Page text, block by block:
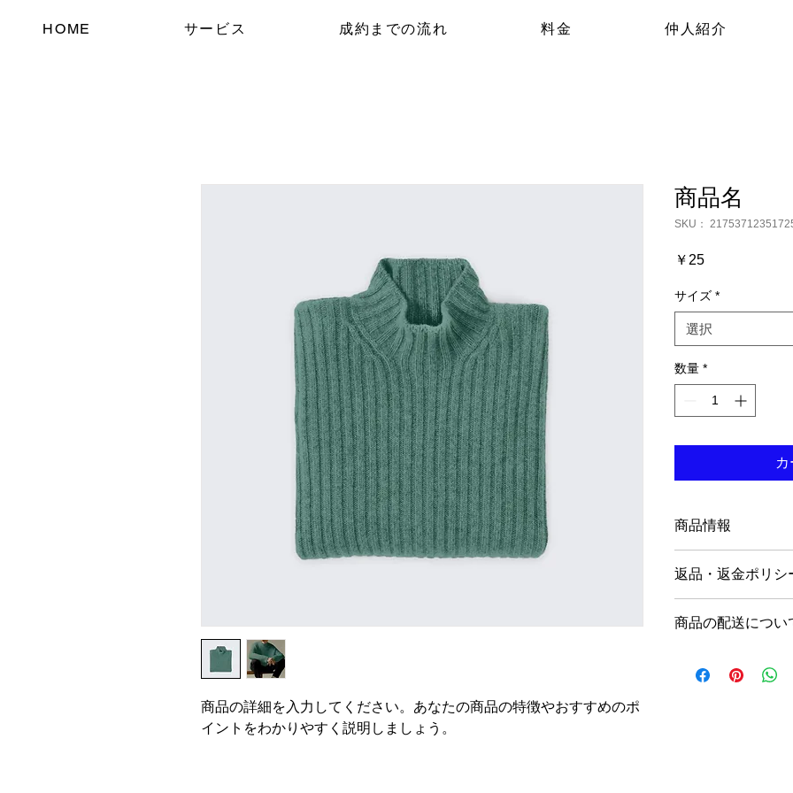
HOME サービス 成約までの流れ 料金 仲人紹介
商品の詳細を入力してください。あなたの商品の特徴やおすすめのポ
イントをわかりやすく説明しましょう。
商品名
SKU：
￥25価
サイズ *
選択
数量 *
商品情報
明に加え、商品の特
しましょう。
返品・返金ポリシ
満足しなかった場合
だけます。
商品の配送につい
する情報を入力して